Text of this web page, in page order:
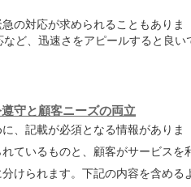
急の対応が求められることもありま
ど、迅速さをアピールすると良い
守と顧客ニーズの両立
、記載が必須となる情報がありま
ているものと、顧客がサービスを
けられます。下記の内容を含める